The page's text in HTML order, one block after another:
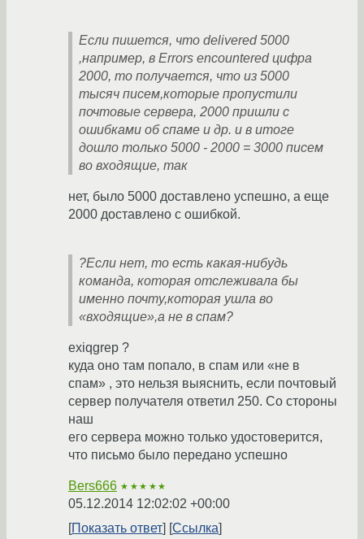
Если пишется, что delivered 5000
,например, в Errors encountered цифра
2000, то получается, что из 5000
тысяч писем,которые пропустили
почтовые сервера, 2000 пришли с
ошибками об спаме и др. и в итоге
дошло только 5000 - 2000 = 3000 писем
во входящие, так
нет, было 5000 доставлено успешно, а еще
2000 доставлено с ошибкой.
?Если нет, то есть какая-нибудь
команда, которая отслеживала бы
именно почту,которая ушла во
«входящие»,а не в спам?
exiqgrep ?
куда оно там попало, в спам или «не в
спам» , это нельзя выяснить, если почтовый
сервер получателя ответил 250. Со стороны
наш
его сервера можно только удостоверится,
что письмо было передано успешно
Bers666 ★★★★★
05.12.2014 12:02:02 +00:00
Показать ответ
Ссылка